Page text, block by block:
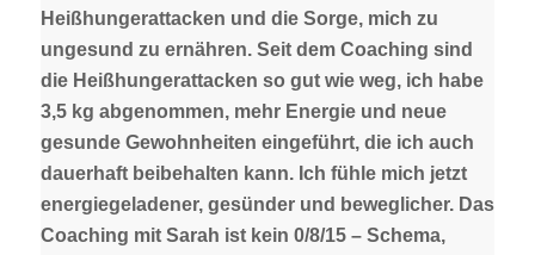
Heißhungerattacken und die Sorge, mich zu
ungesund zu ernähren. Seit dem Coaching sind
die Heißhungerattacken so gut wie weg, ich habe
3,5 kg abgenommen, mehr Energie und neue
gesunde Gewohnheiten eingeführt, die ich auch
dauerhaft beibehalten kann. Ich fühle mich jetzt
energiegeladener, gesünder und beweglicher. Das
Coaching mit Sarah ist kein 0/8/15 – Schema,